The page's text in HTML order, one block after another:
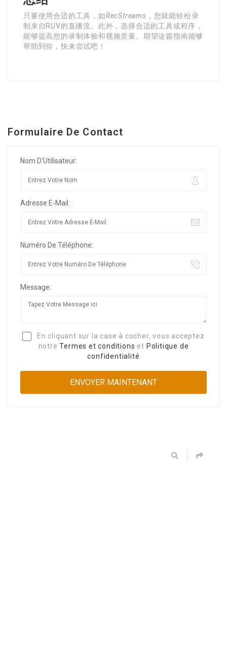
只要使用合适的工具，如RecStreams ，您就能轻松录
制来自RUV的直播流。此外，选择合适的工具或程序，
能够提高您的录制体验和视频质量。期望这篇指南能够
帮助到你，快来尝试吧！
Formulaire De Contact
Nom D'Utilisateur:
Adresse E-Mail:
Numéro De Téléphone:
Message:
En cliquant sur la case à cocher, vous acceptez
notreTermes et conditions et Politique de
confidentialité